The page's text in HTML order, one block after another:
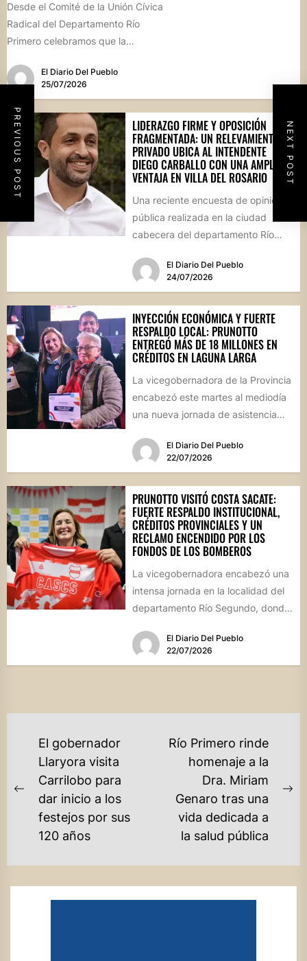
PREVIOUS POST NEXT POST
Desde el Comité de la Unión Cívica
Radical del Departamento Río
Primero celebramos que la
haya...
El Diario Del Pueblo
25/07/2026
LIDERAZGO FIRME Y OPOSICIÓN
FRAGMENTADA: UN RELEVAMIENTO
PRIVADO UBICA AL INTENDENTE
DIEGO CARBALLO CON UNA AMPLIA
VENTAJA EN VILLA DEL ROSARIO
Una reciente encuesta de opinión
pública realizada en la ciudad
cabecera del departamento Río
mandatario...El Diario Del Pueblo
24/07/2026
INYECCIÓN ECONÓMICA Y FUERTE
RESPALDO LOCAL: PRUNOTTO
ENTREGÓ MÁS DE 18 MILLONES EN
CRÉDITOS EN LAGUNA LARGA
La vicegobernadora de la Provincia
encabezó este martes al mediodía
una nueva jornada de asistencia
El Diario Del Pueblo
22/07/2026
PRUNOTTO VISITÓ COSTA SACATE:
FUERTE RESPALDO INSTITUCIONAL,
CRÉDITOS PROVINCIALES Y UN
RECLAMO ENCENDIDO POR LOS
FONDOS DE LOS BOMBEROS
La vicegobernadora encabezó una
intensa jornada en la localidad del
departamento Río Segundo, donde
Banco de...El Diario Del Pueblo
22/07/2026
NAVEGACIÓN
ENTRADAS
Previous
post:
El gobernador
Llaryora visita
Carrilobo para
dar inicio a los
festejos por sus
120 años
Río Primero rinde
homenaje a la
Dra. Miriam
Genaro tras una
vida dedicada a
la salud pública